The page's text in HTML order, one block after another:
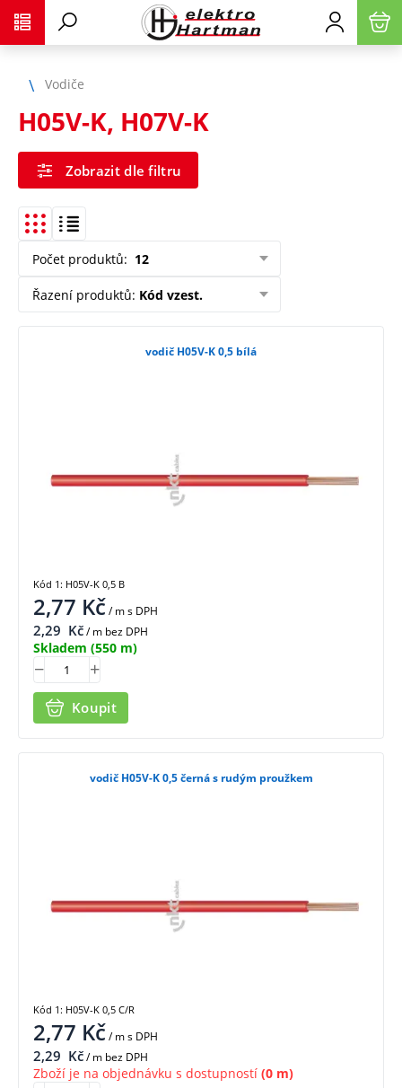
Vodiče
H05V-K, H07V-K
Zobrazit dle filtru
Počet produktů: 12
Řazení produktů: Kód vzest.
vodič H05V-K 0,5 bílá
2,77 Kč/ ms DPH
2,29 Kč/ m bez DPH
Skladem (550 m)
Koupit
Kód 1: H05V-K 0,5 B
vodič H05V-K 0,5 černá s rudým proužkem
2,77 Kč/ ms DPH
2,29 Kč/ m bez DPH
Zboží je na objednávku s dostupností (0 m)
Kód 1: H05V-K 0,5 C/R